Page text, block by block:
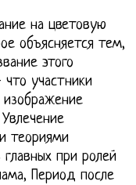
на цветовую
объясняется тем,
этого
участники
теориями
при ролей
Период после